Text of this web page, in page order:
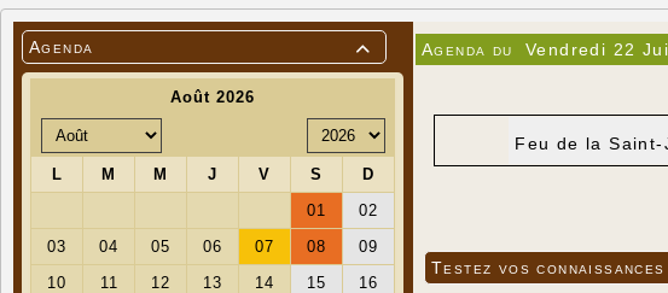

Agenda Agenda du Vendredi 22
Feu de la
Testez vos